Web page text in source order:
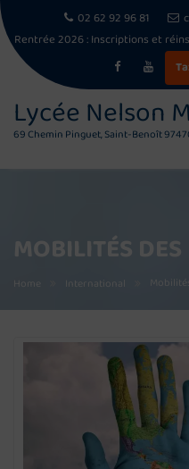
content
02 62 92 96 81
Rentrée 2026 :Inscriptions et
Lycée Nelson
69 Chemin Pinguet, Saint-Benoît
MOBILITÉS DES
Home International